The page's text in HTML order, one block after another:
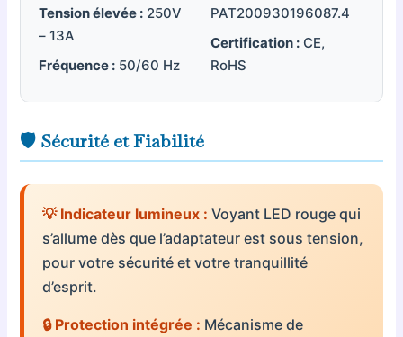
Tension élevée : 250V
– 13A
Fréquence : 50/60 Hz
PAT200930196087.4
Certification : CE,
RoHS
🛡️ Sécurité et Fiabilité
💡 Indicateur lumineux : Voyant LED rouge qui
s’allume dès que l’adaptateur est sous tension,
pour votre sécurité et votre tranquillité
d’esprit.
🔒 Protection intégrée : Mécanisme de